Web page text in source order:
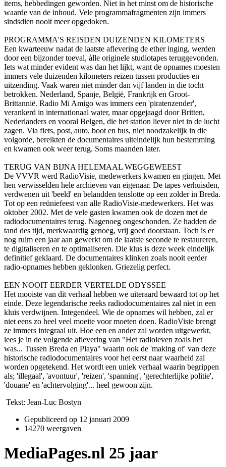
items, hebbedingen geworden. Niet in het minst om de historische
waarde van de inhoud. Vele programmafragmenten zijn immers
sindsdien nooit meer opgedoken.
PROGRAMMA'S REISDEN DUIZENDEN KILOMETERS
Een kwarteeuw nadat de laatste aflevering de ether inging, werden
door een bijzonder toeval, àlle originele studiotapes teruggevonden.
Iets wat minder evident was dan het lijkt, want de opnames moesten
immers vele duizenden kilometers reizen tussen producties en
uitzending. Vaak waren niet minder dan vijf landen in die tocht
betrokken. Nederland, Spanje, België, Frankrijk en Groot-
Brittannië. Radio Mi Amigo was immers een 'piratenzender',
verankerd in internationaal water, maar opgejaagd door Britten,
Nederlanders en vooral Belgen, die het station liever niet in de lucht
zagen. Via fiets, post, auto, boot en bus, niet noodzakelijk in die
volgorde, bereikten de documentaires uiteindelijk hun bestemming
en kwamen ook weer terug. Soms maanden later.
TERUG VAN BIJNA HELEMAAL WEGGEWEEST
De VVVR werd RadioVisie, medewerkers kwamen en gingen. Met
hen verwisselden hele archieven van eigenaar. De tapes verhuisden,
verdwenen uit 'beeld' en belandden tenslotte op een zolder in Breda.
Tot op een reüniefeest van alle RadioVisie-medewerkers. Het was
oktober 2002. Met de vele gasten kwamen ook de dozen met de
radiodocumentaires terug. Nagenoeg o­ngeschonden. Ze hadden de
tand des tijd, merkwaardig genoeg, vrij goed doorstaan. Toch is er
nog ruim een jaar aan gewerkt om de laatste seconde te restaureren,
te digitaliseren en te optimaliseren. Die klus is deze week eindelijk
definitief geklaard. De documentaires klinken zoals nooit eerder
radio-opnames hebben geklonken. Griezelig perfect.
EEN NOOIT EERDER VERTELDE ODYSSEE
Het mooiste van dit verhaal hebben we uiteraard bewaard tot op het
einde. Deze legendarische reeks radiodocumentaires zal niet in een
kluis verdwijnen. Integendeel. Wie de opnames wil hebben, zal er
niet eens zo heel veel moeite voor moeten doen. RadioVisie brengt
ze immers integraal uit. Hoe een en ander zal worden uitgewerkt,
lees je in de volgende aflevering van "Het radioleven zoals het
was... Tussen Breda en Playa" waarin ook de 'making of' van deze
historische radiodocumentaires voor het eerst naar waarheid zal
worden opgetekend. Het wordt een uniek verhaal waarin begrippen
als; 'illegaal', 'avontuur', 'reizen', 'spanning', 'gerechterlijke politie',
'douane' en 'achtervolging'... heel gewoon zijn.
Tekst: Jean-Luc Bostyn
Gepubliceerd op 12 januari 2009
14270 weergaven
MediaPages.nl 25 jaar